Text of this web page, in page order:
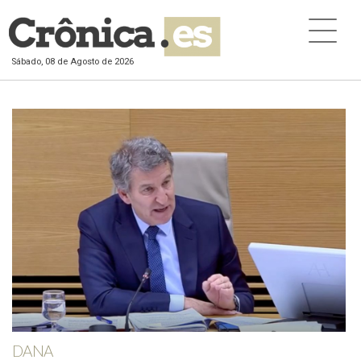
Sábado, 08 de Agosto de 2026
DANA